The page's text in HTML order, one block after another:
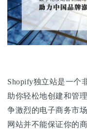
Shopify独立站是一个
助你轻松地创建和管
争激烈的电子商务市
网站并不能保证你的